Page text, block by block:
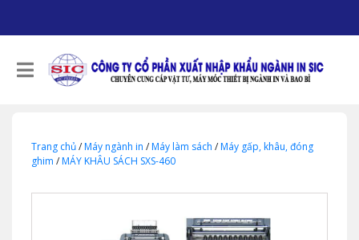
Trang chủ/Máy ngành in /Máy làm sách /Máy gấp, khâu, đóng
ghim /MÁY KHÂU SÁCH SXS-460